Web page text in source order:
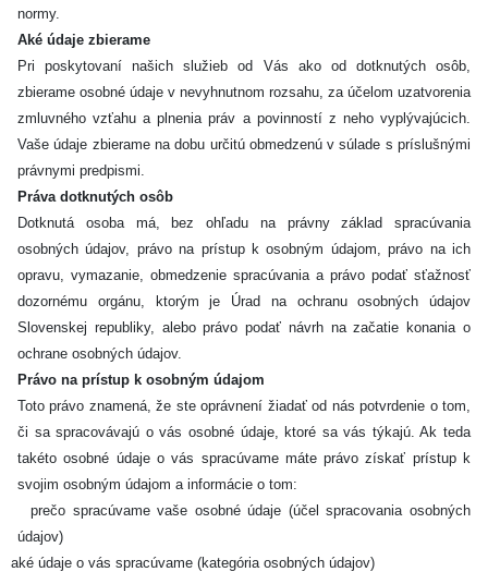
normy.
Aké údaje zbierame
Pri poskytovaní našich služieb od Vás ako od dotknutých osôb,
zbierame osobné údaje v nevyhnutnom rozsahu, za účelom uzatvorenia
zmluvného vzťahu a plnenia práv a povinností z neho vyplývajúcich.
Vaše údaje zbierame na dobu určitú obmedzenú v súlade s príslušnými
právnymi predpismi.
Práva dotknutých osôb
Dotknutá osoba má, bez ohľadu na právny základ spracúvania
osobných údajov, právo na prístup k osobným údajom, právo na ich
opravu, vymazanie, obmedzenie spracúvania a právo podať sťažnosť
dozornému orgánu, ktorým je Úrad na ochranu osobných údajov
Slovenskej republiky, alebo právo podať návrh na začatie konania o
ochrane osobných údajov.
Právo na prístup k osobným údajom
Toto právo znamená, že ste oprávnení žiadať od nás potvrdenie o tom,
či sa spracovávajú o vás osobné údaje, ktoré sa vás týkajú. Ak teda
takéto osobné údaje o vás spracúvame máte právo získať prístup k
svojim osobným údajom a informácie o tom:
prečo spracúvame vaše osobné údaje (účel spracovania osobných
údajov)
aké údaje o vás spracúvame (kategória osobných údajov)